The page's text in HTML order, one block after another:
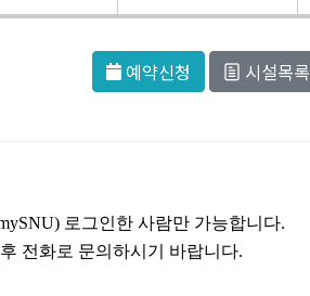
예약신청 시설목록
) 로그인한 사람만 가능합니다.
전화로 문의하시기 바랍니다.